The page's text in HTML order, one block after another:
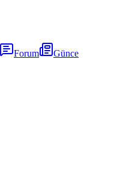
Forum
Günce